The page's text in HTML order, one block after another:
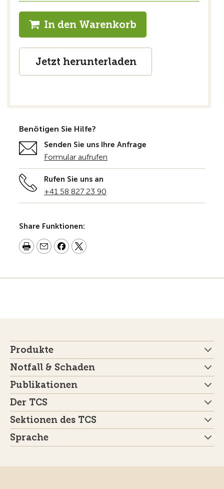
In den Warenkorb
Jetzt herunterladen
Benötigen Sie Hilfe?
Senden Sie uns Ihre Anfrage
Formular aufrufen
Rufen Sie uns an
+41 58 827 23 90
Share Funktionen:
Produkte
Notfall & Schaden
Publikationen
Der TCS
Sektionen des TCS
Sprache